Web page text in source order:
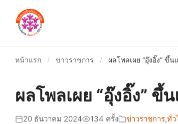
หน้าแรก / ข่าวราชการ / ผลโพลเผย “อุ๊งอิ๊ง”
ผลโพลเผย “อุ๊งอิ๊ง”
20 ธันวาคม 2024 134 ครั้ง ข่าวราชการ,ทั่ว